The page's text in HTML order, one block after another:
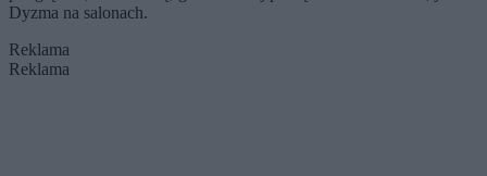
Dyzma na salonach.
Reklama
Reklama